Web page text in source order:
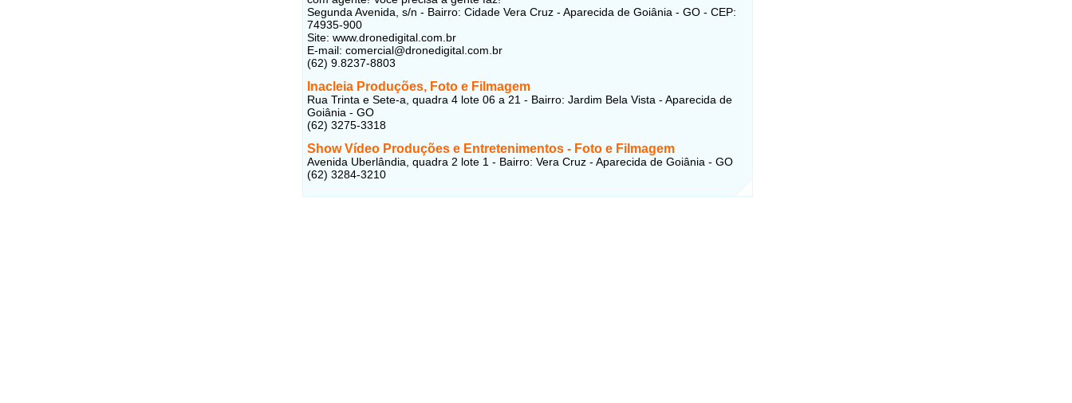
Segunda Avenida, s/n - Bairro: Cidade Vera Cruz - Aparecida de Goiânia - GO - CEP:
74935-900
Site: www.dronedigital.com.br
E-mail: comercial@dronedigital.com.br
(62) 9.8237-8803
Inacleia Produções, Foto e Filmagem
Rua Trinta e Sete-a, quadra 4 lote 06 a 21 - Bairro: Jardim Bela Vista - Aparecida de
Goiânia - GO
(62) 3275-3318
Show Vídeo Produções e Entretenimentos - Foto e Filmagem
Avenida Uberlândia, quadra 2 lote 1 - Bairro: Vera Cruz - Aparecida de Goiânia - GO
(62) 3284-3210